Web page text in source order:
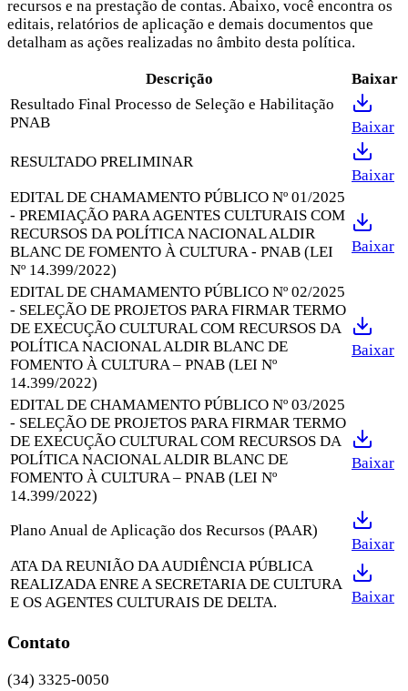
recursos e na prestação de contas. Abaixo, você encontra os
editais, relatórios de aplicação e demais documentos que
detalham as ações realizadas no âmbito desta política.
Descrição
Baixar
Resultado Final Processo de Seleção e Habilitação
PNAB
Baixar
RESULTADO PRELIMINAR
Baixar
EDITAL DE CHAMAMENTO PÚBLICO Nº 01/2025
- PREMIAÇÃO PARA AGENTES CULTURAIS COM
RECURSOS DA POLÍTICA NACIONAL ALDIR
BLANC DE FOMENTO À CULTURA - PNAB (LEI
Nº 14.399/2022)
Baixar
EDITAL DE CHAMAMENTO PÚBLICO Nº 02/2025
- SELEÇÃO DE PROJETOS PARA FIRMAR TERMO
DE EXECUÇÃO CULTURAL COM RECURSOS DA
POLÍTICA NACIONAL ALDIR BLANC DE
FOMENTO À CULTURA – PNAB (LEI Nº
14.399/2022)
Baixar
EDITAL DE CHAMAMENTO PÚBLICO Nº 03/2025
- SELEÇÃO DE PROJETOS PARA FIRMAR TERMO
DE EXECUÇÃO CULTURAL COM RECURSOS DA
POLÍTICA NACIONAL ALDIR BLANC DE
FOMENTO À CULTURA – PNAB (LEI Nº
14.399/2022)
Baixar
Plano Anual de Aplicação dos Recursos (PAAR)
Baixar
ATA DA REUNIÃO DA AUDIÊNCIA PÚBLICA
REALIZADA ENRE A SECRETARIA DE CULTURA
E OS AGENTES CULTURAIS DE DELTA.
Baixar
Contato
(34) 3325-0050